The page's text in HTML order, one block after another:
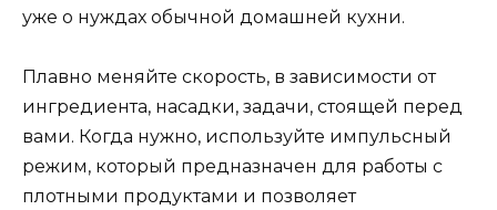
уже о нуждах обычной домашней кухни.
Плавно меняйте скорость, в зависимости от
ингредиента, насадки, задачи, стоящей перед
вами. Когда нужно, используйте импульсный
режим, который предназначен для работы с
плотными продуктами и позволяет